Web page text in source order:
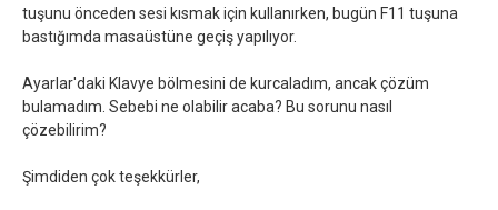
tuşunu önceden sesi kısmak için kullanırken, bugün F11 tuşuna
bastığımda masaüstüne geçiş yapılıyor.
Ayarlar'daki Klavye bölmesini de kurcaladım, ancak çözüm
bulamadım. Sebebi ne olabilir acaba? Bu sorunu nasıl
çözebilirim?
Şimdiden çok teşekkürler,